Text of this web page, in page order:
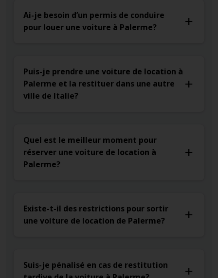
Ai-je besoin d’un permis de conduire
pour louer une voiture à Palerme?
Puis-je prendre une voiture de location à
Palerme et la restituer dans une autre
ville de Italie?
Quel est le meilleur moment pour
réserver une voiture de location à
Palerme?
Existe-t-il des restrictions pour sortir
une voiture de location de Palerme?
Suis-je pénalisé en cas de restitution